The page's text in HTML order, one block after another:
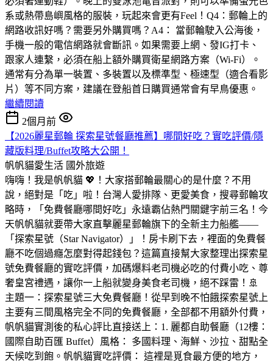
系或熱帶島嶼風格的服裝，玩起來會更有Feel！Q4：郵輪上的
網路收訊好嗎？需要另外購買嗎？A4： 當郵輪駛入公海後，
手機一般的電信網路就會斷訊。如果需要上網、發IG打卡、
跟家人連繫，必須在船上額外購買衛星網路方案（Wi-Fi）。
通常有分為單一裝置、多裝置以及標準型、極速型（適合看影
片）等不同方案，建議在登船首日購買通常會有早鳥優惠。
繼續閱讀
2個月前
【2026麗星郵輪 探索星號餐廳推薦】哪間好吃？實吃評價/隱
藏版料理/Buffet攻略大公開！
帆帆貓愛生活 國外旅遊
嗨嗨！我是帆帆貓 💖！大家搭郵輪最關心的是什麼？不用
說，絕對是「吃」啦！台灣人愛排隊、更愛美食，搜尋郵輪攻
略時，「免費餐廳哪間好吃」永遠霸佔熱門關鍵字前三名！今
天帆帆貓就要帶大家直擊麗星郵輪旗下的全新主力船艦——
「探索星號（Star Navigator）」！房卡刷下去，裡面的免費餐
廳不吃個過癮怎麼對得起錢包？這篇直接幫大家整理出探索星
號免費餐廳的實吃評價，加碼爆料老司機必吃的付費小吃、尊
奢皇宮禮遇，讓你一上船就變身美食老司機，絕不踩雷！🚢
主題一：探索星號三大免費餐廳！從早到晚不怕餓探索星號上
主要有三間風格完全不同的免費餐廳，全部都不用額外付費，
帆帆貓實測後的私心評比直接送上：1. 麗都自助餐廳（12樓：
國際自助百匯 Buffet）風格： 多國料理、海鮮、沙拉、甜點全
天候吃到飽。帆帆貓實吃評價： 這裡是覓食最方便的地方，